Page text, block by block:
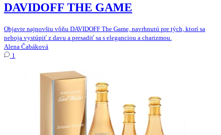
DAVIDOFF THE GAME
Objavte najnovšiu vôňu DAVIDOFF The Game, navrhnutú pre tých, ktorí sa
neboja vystúpiť z davu a presadiť sa s eleganciou a charizmou.
Alena Čabáková
1